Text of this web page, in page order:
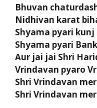
Bhuvan
Nidhivan karat
Shyama pyari kunj
Shyama pyari
Aur jai jai Shri
Vrindavan pyaro
Shri Vrindavan
Shri Vrindavan